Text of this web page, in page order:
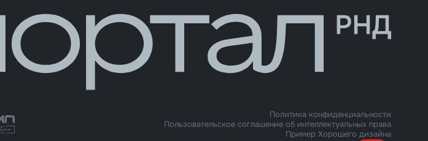
Политика конфиденциальности
Пользовательское соглашение об интеллектуальных права
Пример Хорошего дизайна